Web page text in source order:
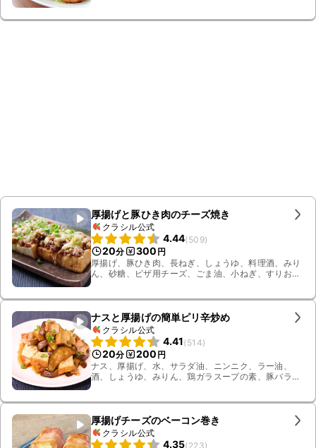
厚揚げと豚ひき肉のチーズ焼き
クラシル公式
4.44(509)
20分 300 円
厚揚げ、豚ひき肉、長ねぎ、しょうゆ、料理酒、みり
ん、砂糖、ピザ用チーズ、ごま油、小ねぎ、すりおろ
ナスと厚揚げの簡単ピリ辛炒め
クラシル公式
4.41(514)
20分 200 円
ナス、厚揚げ、水、サラダ油、ニンニク、ラー油、
酒、しょうゆ、みりん、鶏ガラスープの素、豚バラ
厚揚げチーズのベーコン巻き
クラシル公式
4.35(223)